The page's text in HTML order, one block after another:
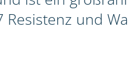
und